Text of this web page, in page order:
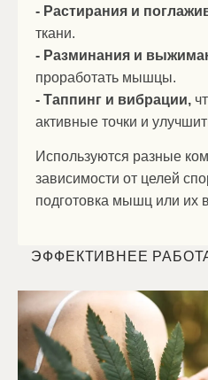
- Растирания и
ткани.
- Разминания и
проработать мышцы.
- Таппинг и вибрации,
активные точки и
Используются разные
зависимости от целей
подготовка мышц или их
ЭФФЕКТИВНЕЕ